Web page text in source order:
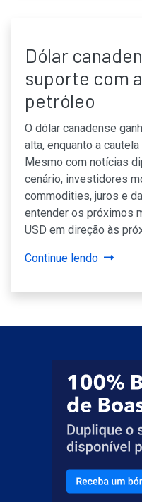
Dólar
suporte com
petróleo
O dólar canadense
alta, enquanto a
Mesmo com notícias
cenário, investidores
commodities, juros e
entender os próximos
USD em direção às
Continue lendo